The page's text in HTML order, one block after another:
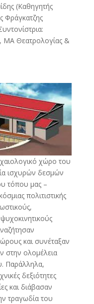
(Καθηγητής
Φράγκατζης
Θεατρολογίας &
χώρο του
ισχυρών δεσμών
τόπου μας –
πολιτιστικής
και συνέταξαν
στην ολομέλεια
Παράλληλα,
δεξιότητες
και διάβασαν
τραγωδία του